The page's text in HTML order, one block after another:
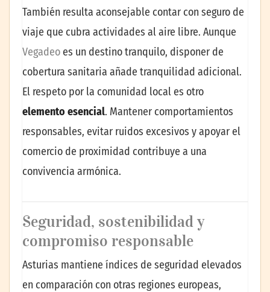
También resulta aconsejable contar con seguro de
viaje que cubra actividades al aire libre. Aunque
Vegadeo es un destino tranquilo, disponer de
cobertura sanitaria añade tranquilidad adicional.
El respeto por la comunidad local es otro
elemento esencial. Mantener comportamientos
responsables, evitar ruidos excesivos y apoyar el
comercio de proximidad contribuye a una
convivencia armónica.
Seguridad, sostenibilidad y
compromiso responsable
Asturias mantiene índices de seguridad elevados
en comparación con otras regiones europeas,